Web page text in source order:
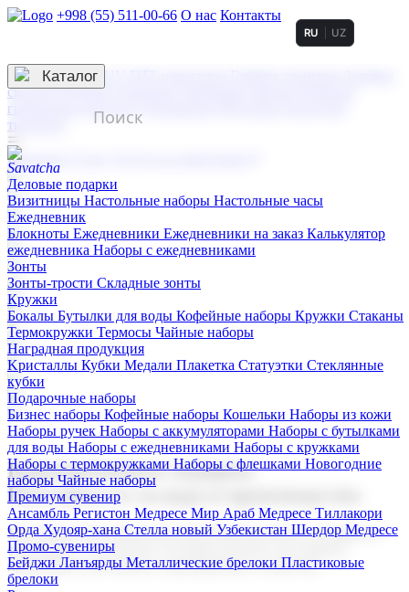
+998 (55) 511-00-66 О нас Контакты
3D гравировка
смолой (Doming)
гравировка твердая
тиснение
RU UZ
☰
Контакты
Каталог
Деловые подарки
Визитницы Настольные наборы Настольные часы
Ежедневник
Блокноты Ежедневники Ежедневники на заказ Калькулятор
ежедневника Наборы с ежедневниками
Зонты
Зонты-трости Складные зонты
Кружки
Бокалы Бутылки для воды Кофейные наборы Кружки Стаканы
Термокружки Термосы Чайные наборы
Наградная продукция
Kристаллы Кубки Медали Плакетка Статуэтки Стеклянные
кубки
Подарочные наборы
Бизнес наборы Кофейные наборы Кошельки Наборы из кожи
Наборы ручек Наборы с аккумуляторами Наборы с бутылками
для воды Наборы с ежедневниками Наборы с кружками
Наборы с термокружками Наборы с флешками Новогодние
наборы Чайные наборы
Премиум сувенир
Ансамбль Регистон Медресе Мир Араб Медресе Тиллакори
Орда Худояр-хана Стелла новый Узбекистан Шердор Медресе
Промо-сувениры
Бейджи Ланъярды Металлические брелоки Пластиковые
брелоки
Корпоративные подарки
Поставка со склада и производство
Мы предлагаем широкий выбор корпоративных подарков и
сувениров с логотипом. В нашем каталоге вы найдете
продукцию для бизнеса, мероприятия и клиентов.